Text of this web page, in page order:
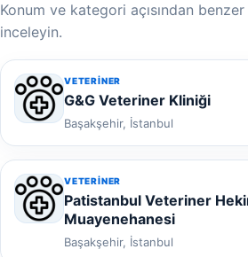
Konum ve kategori açısından
inceleyin.
VETERINER
G&G Veteriner Kliniği
Başakşehir, İstanbul
VETERINER
Patistanbul Veteriner
Muayenehanesi
Başakşehir, İstanbul